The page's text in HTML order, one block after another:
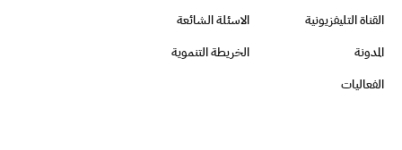
القناة التليفزيونية
الاسئلة الشائعة
المدونة
الخريطة التنموية
الفعاليات